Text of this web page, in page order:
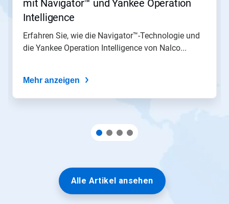
mit Navigator™ und Yankee Operation
Intelligence
Erfahren Sie, wie die Navigator™-Technologie und
die Yankee Operation Intelligence von Nalco...
Mehr anzeigen
Alle Artikel ansehen